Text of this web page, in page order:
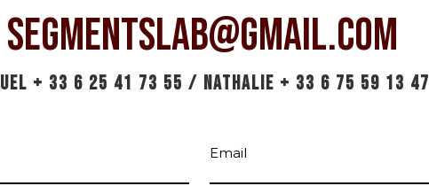
segmentslab@gmail.com
+ 33 6 25 41 73 55 / NATHALIE + 33 6 75 59 13 47